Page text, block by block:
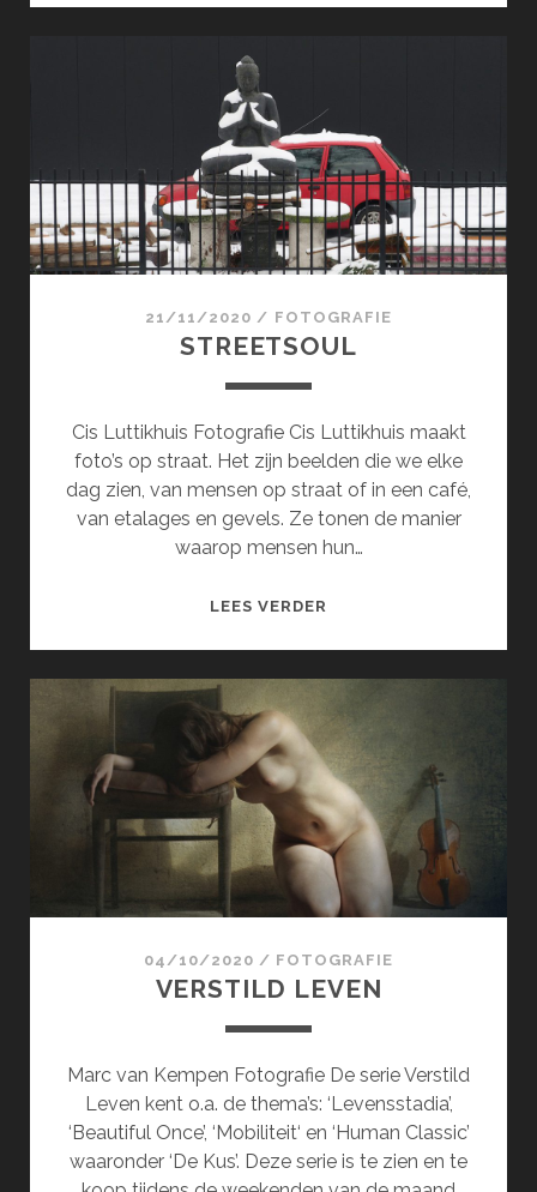
21/11/2020 / FOTOGRAFIE
STREETSOUL
Cis Luttikhuis Fotografie Cis Luttikhuis maakt
foto’s op straat. Het zijn beelden die we elke
dag zien, van mensen op straat of in een café,
van etalages en gevels. Ze tonen de manier
waarop mensen hun…
LEES VERDER
04/10/2020 / FOTOGRAFIE
VERSTILD LEVEN
Marc van Kempen Fotografie De serie Verstild
Leven kent o.a. de thema’s: ‘Levensstadia’,
‘Beautiful Once’, ‘Mobiliteit‘ en ‘Human Classic’
waaronder ‘De Kus’. Deze serie is te zien en te